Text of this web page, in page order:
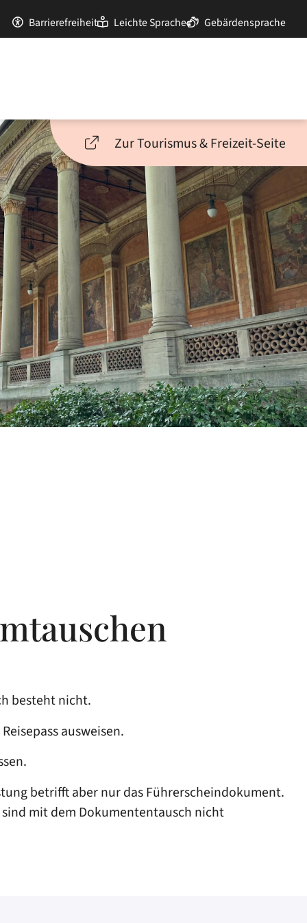
Barrierefreiheit Leichte Sprache Gebärdensprache
Zur Tourismus & Freizeit-Seite
besteht nicht.
ausweisen.
betrifft aber nur das Führerscheindokument.
mit dem Dokumententausch nicht